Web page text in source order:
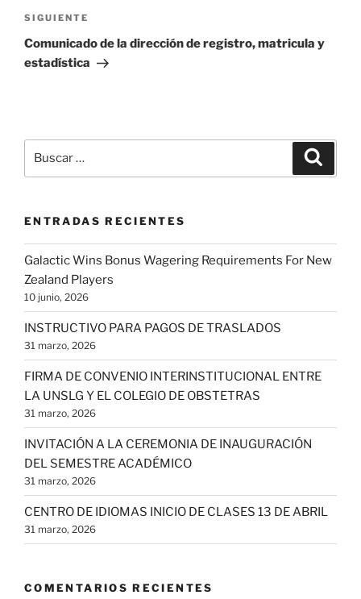
Siguiente
entrada
SIGUIENTE
Comunicado de la dirección de registro, matricula y
estadística
por:
ENTRADAS RECIENTES
Galactic Wins Bonus Wagering Requirements For New
Zealand Players
10 junio, 2026
INSTRUCTIVO PARA PAGOS DE TRASLADOS
31 marzo, 2026
FIRMA DE CONVENIO INTERINSTITUCIONAL ENTRE
LA UNSLG Y EL COLEGIO DE OBSTETRAS
31 marzo, 2026
INVITACIÓN A LA CEREMONIA DE INAUGURACIÓN
DEL SEMESTRE ACADÉMICO
31 marzo, 2026
CENTRO DE IDIOMAS INICIO DE CLASES 13 DE ABRIL
31 marzo, 2026
COMENTARIOS RECIENTES